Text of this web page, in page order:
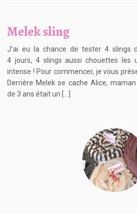
Melek sling
J’ai eu la chance de tester 4 slings
4 jours, 4 slings aussi chouettes les
intense ! Pour commencer, je vous
Derrière Melek se cache Alice,
de 3 ans était un […]